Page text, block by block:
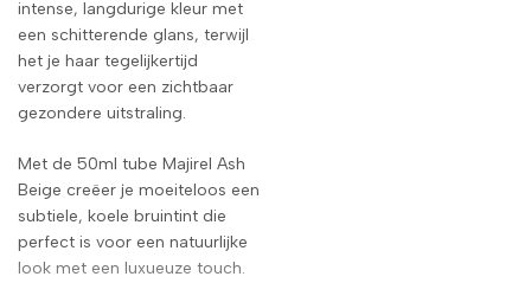
intense, langdurige kleur met
een schitterende glans, terwijl
het je haar tegelijkertijd
verzorgt voor een zichtbaar
gezondere uitstraling.
Met de 50ml tube Majirel Ash
Beige creëer je moeiteloos een
subtiele, koele bruintint die
perfect is voor een natuurlijke
look met een luxueuze touch.